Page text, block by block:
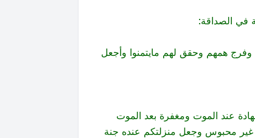
في الصداقة:
وفرج همهم وحقق لهم مايتمنوا وأجعل
عند الموت ومغفرة بعد الموت
غير محبوس وجعل منزلتكم عنده جنة